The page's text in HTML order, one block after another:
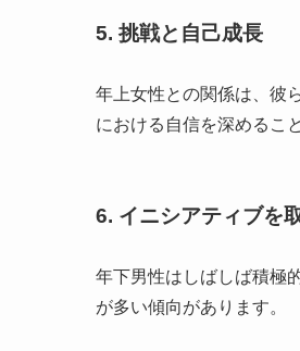
5. 挑戦と自己成長
年上女性との関係は、彼
における自信を深めるこ
6. イニシアティブを
年下男性はしばしば積極
が多い傾向があります。